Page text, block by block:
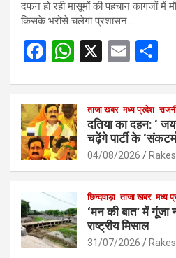
दफन हो रही मासूमों की पहचान कागजों में
किसके भरोसे चलेगा प्रशासन…
F
b
o
o
W
s
A
p
p
X
E
e
ताजा खबर मध्य प्रदेश
दतिया का दहन: ‘
चढ़ेंगे पार्टी के
04/08/2026
छिन्दवाड़ा ताजा खबर मध्य
‘मन की बात’ में गूंजा
राष्ट्रीय मिसाल
31/07/2026